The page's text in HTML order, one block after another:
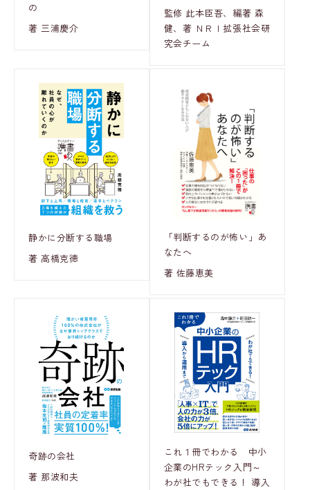
の
著 三浦慶介
監修 此本臣吾、編著 森
健、著 ＮＲＩ拡張社会研
究会チーム
静かに分断する職場
著 高橋克徳
「判断するのが怖い」あ
なたへ
著 佐藤恵美
奇跡の会社
著 那波和夫
これ１冊でわかる 中小
企業のHRテック入門～
わが社でもできる！ 導入